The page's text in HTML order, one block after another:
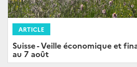
ARTICLE
Suisse - Veille économique et
au 7 août